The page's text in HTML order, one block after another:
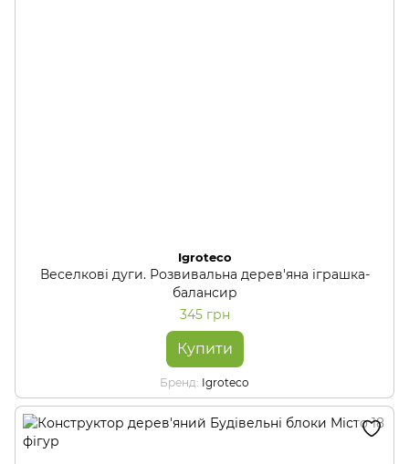
Igroteco
Веселкові дуги. Розвивальна дерев'яна іграшка-
балансир
345 грн
Купити
Бренд Igroteco